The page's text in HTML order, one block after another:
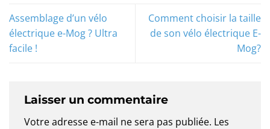
Assemblage d’un vélo
électrique e-Mog ? Ultra
facile !
Comment choisir la taille
de son vélo électrique E-
Mog?
Laisser un commentaire
Votre adresse e-mail ne sera pas publiée. Les